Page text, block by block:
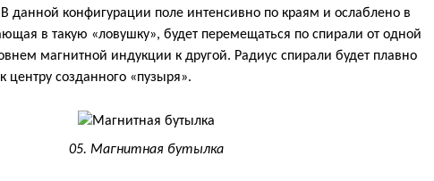
данной конфигурации поле интенсивно по краям и ослаблено в
в такую «ловушку», будет перемещаться по спирали от одной
магнитной индукции к другой. Радиус спирали будет плавно
центру созданного «пузыря».
05. Магнитная бутылка